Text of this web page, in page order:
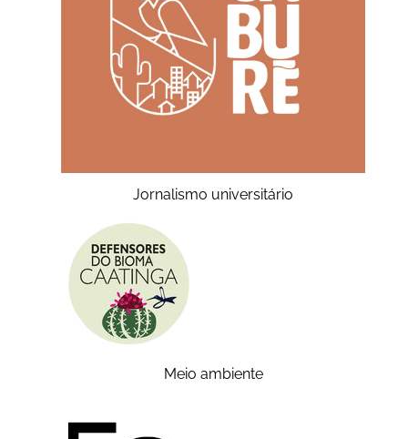
Jornalismo universitário
Meio ambiente